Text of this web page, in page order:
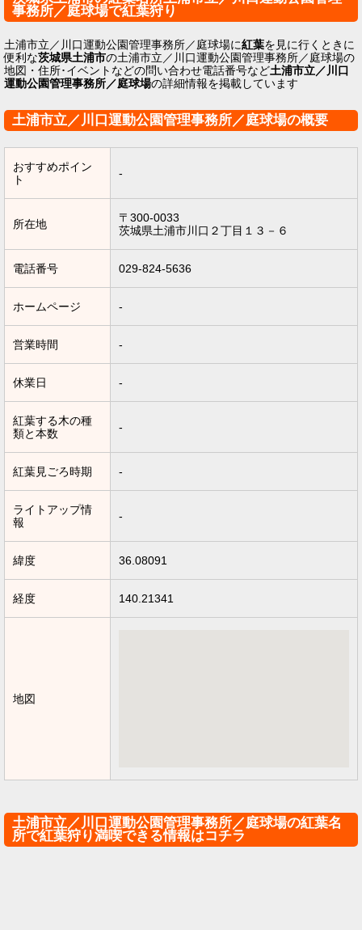
事務所／庭球場で紅葉狩り
土浦市立／川口運動公園管理事務所／庭球場に紅葉を見に行くときに
便利な茨城県土浦市の土浦市立／川口運動公園管理事務所／庭球場の
地図・住所･イベントなどの問い合わせ電話番号など土浦市立／川口
運動公園管理事務所／庭球場の詳細情報を掲載しています
土浦市立／川口運動公園管理事務所／庭球場の概要
おすすめポイン
ト
-
所在地
〒300-0033
茨城県土浦市川口２丁目１３－６
電話番号 029-824-5636
ホームページ -
営業時間 -
休業日 -
紅葉する木の種
類と本数
-
紅葉見ごろ時期 -
ライトアップ情
報
-
緯度 36.08091
経度 140.21341
地図
土浦市立／川口運動公園管理事務所／庭球場の紅葉名
所で紅葉狩り満喫できる情報はコチラ